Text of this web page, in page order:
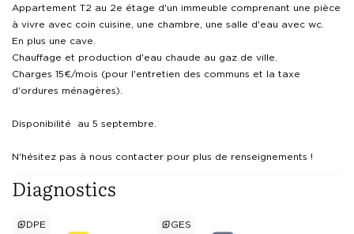
Appartement T2 au 2e étage d'un immeuble comprenant une pièce
à vivre avec coin cuisine, une chambre, une salle d'eau avec wc.
En plus une cave.
Chauffage et production d'eau chaude au gaz de ville.
Charges 15€/mois (pour l'entretien des communs et la taxe
d'ordures ménagères).
Disponibilité  au 5 septembre.
N'hésitez pas à nous contacter pour plus de renseignements !
Diagnostics
DPE GES